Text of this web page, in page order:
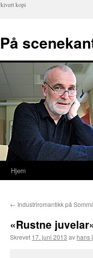
kopi
På
Hopp
innhold
Hjem
← Industriromantikk på
«Rustne
Skrevet 17. juni 2013 av hans